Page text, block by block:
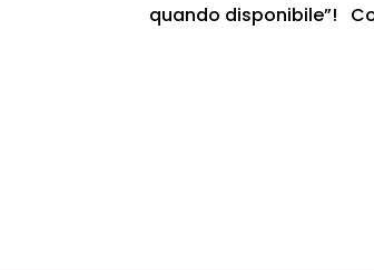
quando disponibile”!